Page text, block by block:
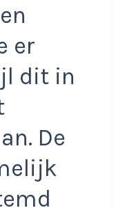
er
dit in
De